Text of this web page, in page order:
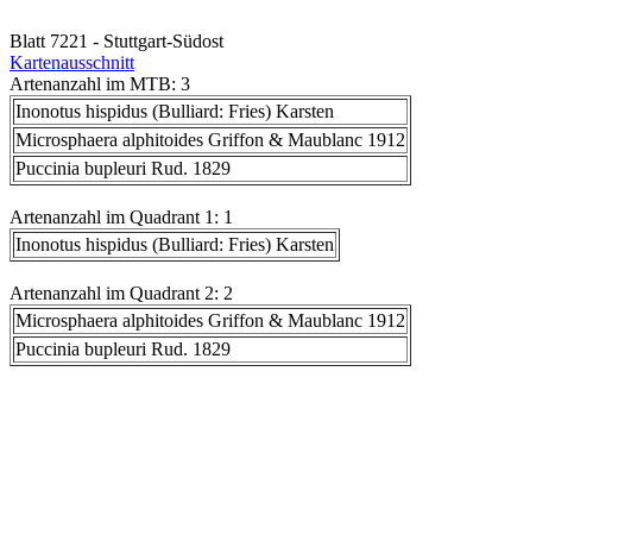
Blatt 7221 - Stuttgart-Südost
Kartenausschnitt
Artenanzahl im MTB: 3
Inonotus hispidus (Bulliard: Fries) Karsten
Microsphaera alphitoides Griffon & Maublanc 1912
Puccinia bupleuri Rud. 1829
Artenanzahl im Quadrant 1: 1
Inonotus hispidus (Bulliard: Fries) Karsten
Artenanzahl im Quadrant 2: 2
Microsphaera alphitoides Griffon & Maublanc 1912
Puccinia bupleuri Rud. 1829